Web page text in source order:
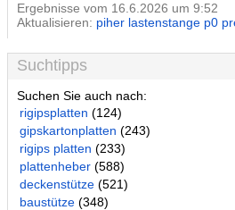
Ergebnisse vom 16.6.2026 um 9:52
Aktualisieren: piher lastenstange p0
Suchtipps
Suchen Sie auch nach:
rigipsplatten (124)
gipskartonplatten (243)
rigips platten (233)
plattenheber (588)
deckenstütze (521)
baustütze (348)